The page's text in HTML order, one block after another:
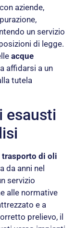
aziende,
un servizio
di legge.
acque
affidarsi a un
tutela
esausti
trasporto di oli
da anni nel
servizio
alle normative
e a
prelievo, il